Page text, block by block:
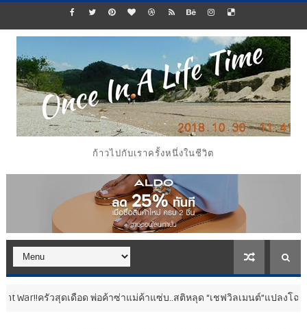
ก้าวไปกับเราครั้งหนึ่งในชีวิต
สุดเดือด พ่อค้าซ่าแม่ค้าแซ่บ..สติหลุด “เชฟวิลเมนต์”แปลงโฉมดุดัน..สวม